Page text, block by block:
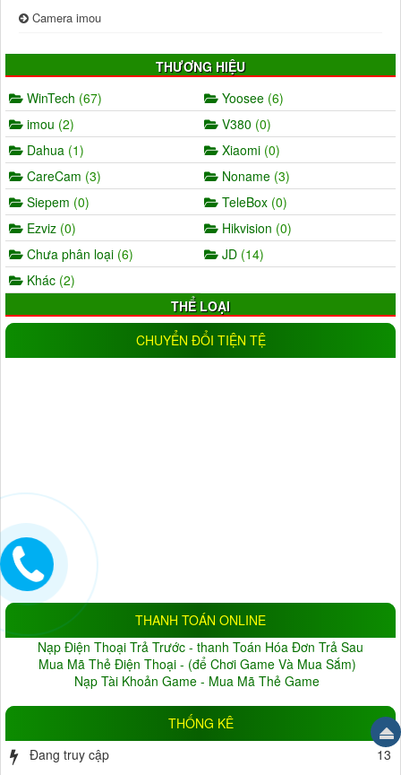
Camera imou
THƯƠNG HIỆU
WinTech (67) Yoosee (6)
imou (2) V380 (0)
Dahua (1) Xiaomi (0)
CareCam (3) Noname (3)
Siepem (0) TeleBox (0)
Ezviz (0) Hikvision (0)
Chưa phân loại (6) JD (14)
Khác (2)
THỂ LOẠI
IP(11)
Wifi(17) IP wifi(19)
1.0MP
(9)
2.0MP
4.0MP
Đang cập nhật(10)
BẢO HÀNH
Không (1) Thỏa thuận(22)
(0) 2 tháng(0)
4 tháng
5 tháng(0) 6 tháng(6)
7 tháng(0)
CHUYỂN ĐỔI TIỆN TỆ
THANH TOÁN ONLINE
Nạp Điện Thoại Trả Trước - thanh Toán Hóa Đơn Trả Sau
Mua Mã Thẻ Điện Thoại - (để Chơi Game Và Mua Sắm)
Nạp Tài Khoản Game - Mua Mã Thẻ Game
THỐNG KÊ
Đang truy cập
13